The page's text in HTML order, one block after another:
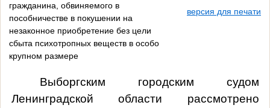
гражданина, обвиняемого в
пособничестве в покушении на
незаконное приобретение без цели
сбыта психотропных веществ в особо
крупном размере
версия для печати
Выборгским городским судом
Ленинградской области рассмотрено